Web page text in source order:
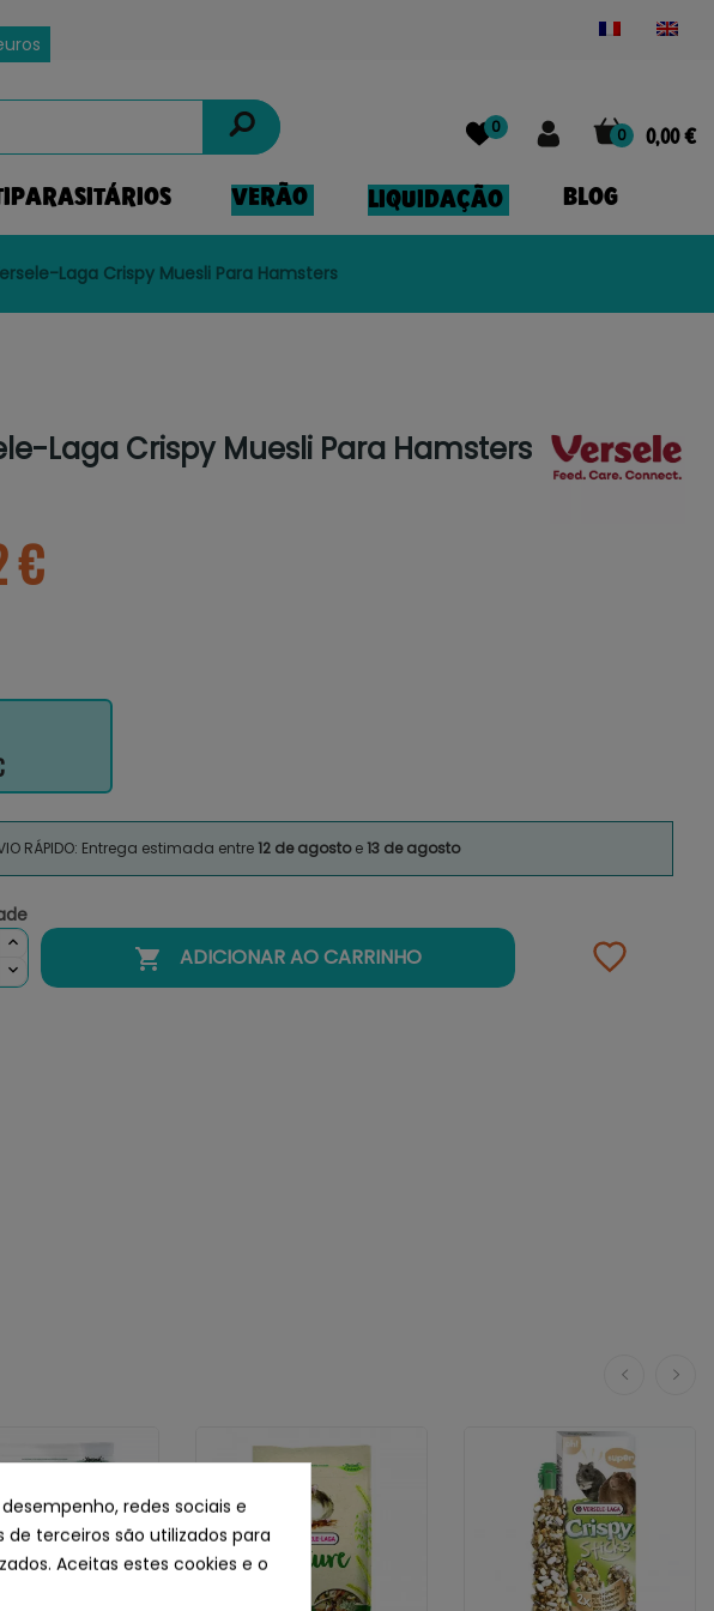
0 0,00 €
0
VERÃO LIQUIDAÇÃO BLOG
Laga Crispy Muesli Para Hamsters
Laga Crispy Muesli Para Hamsters
€
RÁPIDO: Entrega estimada entre12 de agostoe13 de agosto
 ADICIONAR AO CARRINHO
redes sociais e
de terceiros são utilizados para
Aceitas estes cookies e o